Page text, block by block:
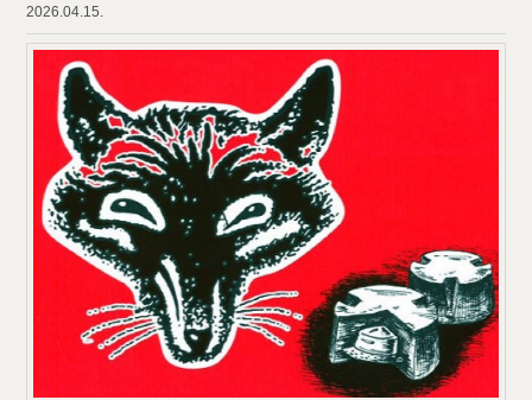
2026.04.15.